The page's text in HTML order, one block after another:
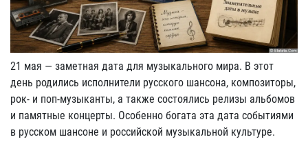
21 мая — заметная дата для музыкального мира. В этот
день родились исполнители русского шансона, композиторы,
рок- и поп-музыканты, а также состоялись релизы альбомов
и памятные концерты. Особенно богата эта дата событиями
в русском шансоне и российской музыкальной культуре.